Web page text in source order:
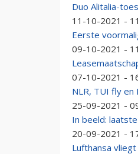
Duo Alitalia-
11-10-2021 -
Eerste
09-10-2021 -
07-10-2021 -
NLR, TUI fly
25-09-2021 -
In beeld:
20-09-2021 -
Lufthansa